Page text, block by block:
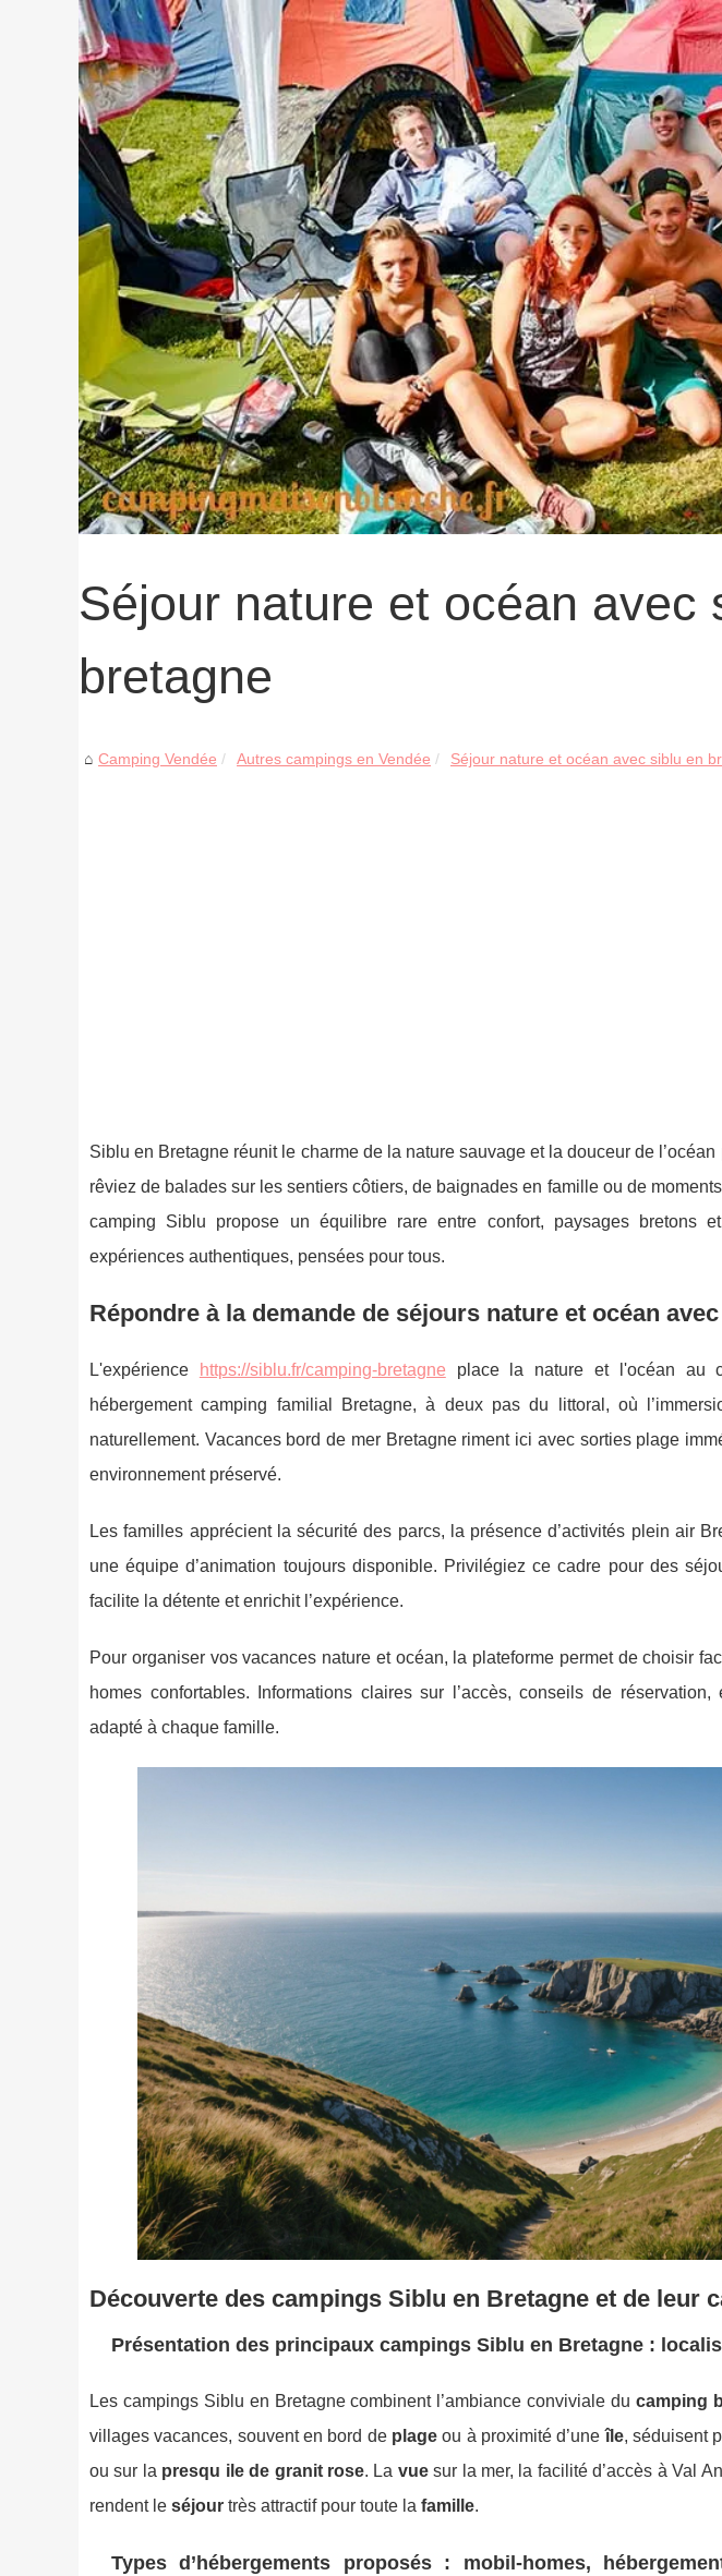
Séjour nature et océan avec
bretagne
Camping Vendée Autres campings en Vendée Séjour nature et océan avec siblu en
Siblu en Bretagne réunit le charme de la nature sauvage et la douceur de
rêviez de balades sur les sentiers côtiers, de baignades en famille ou de
camping Siblu propose un équilibre rare entre confort, paysages bretons
expériences authentiques, pensées pour tous.
Répondre à la demande de séjours nature et océan
L'expérience https://siblu.fr/camping-bretagne place la nature et l'océan au
hébergement camping familial Bretagne, à deux pas du littoral, où
naturellement. Vacances bord de mer Bretagne riment ici avec sorties plage
environnement préservé.
Les familles apprécient la sécurité des parcs, la présence d’activités plein air
une équipe d’animation toujours disponible. Privilégiez ce cadre pour des
facilite la détente et enrichit l’expérience.
Pour organiser vos vacances nature et océan, la plateforme permet de choisir
homes confortables. Informations claires sur l’accès, conseils de
adapté à chaque famille.
Découverte des campings Siblu en Bretagne et de leur
Présentation des principaux campings Siblu en Bretagne :
Les campings Siblu en Bretagne combinent l’ambiance conviviale du camping
villages vacances, souvent en bord de plageou à proximité d’uneîle, séduisent
ou sur la presqu ile de granit rose. La vuesur la mer, la facilité d’accès à Val
rendent le séjour très attractif pour toute la famille.
Types d’hébergements proposés : mobil-homes,